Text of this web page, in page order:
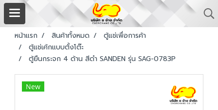
หน้าแรก สินค้าทั้งหมด
ตู้แช่เพื่อการค้า
ตู้แช่เค้กแบบตั้งโต๊ะ
ตู้ยืนกระจก 4 ด้าน สีดำ SANDEN รุ่น SAG-0783P
New